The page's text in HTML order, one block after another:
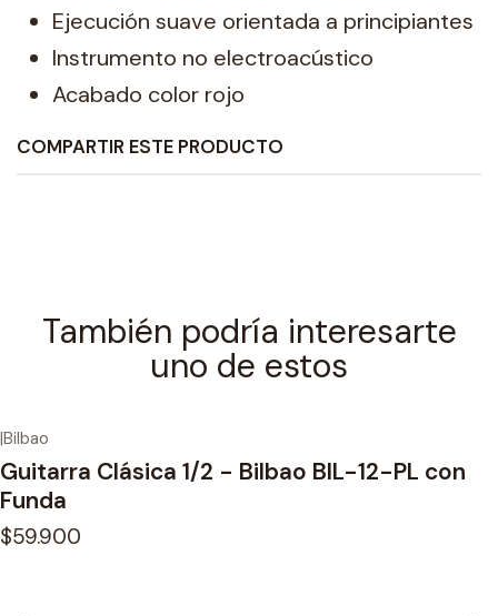
Ejecución suave orientada a principiantes
Instrumento no electroacústico
Acabado color rojo
COMPARTIR ESTE PRODUCTO
También podría interesarte
uno de estos
|Bilbao
Guitarra Clásica 1/2 - Bilbao BIL-12-PL con
Funda
$59.900